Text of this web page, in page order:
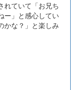
れていて「お兄ち
ー」と感心してい
かな？」と楽しみ